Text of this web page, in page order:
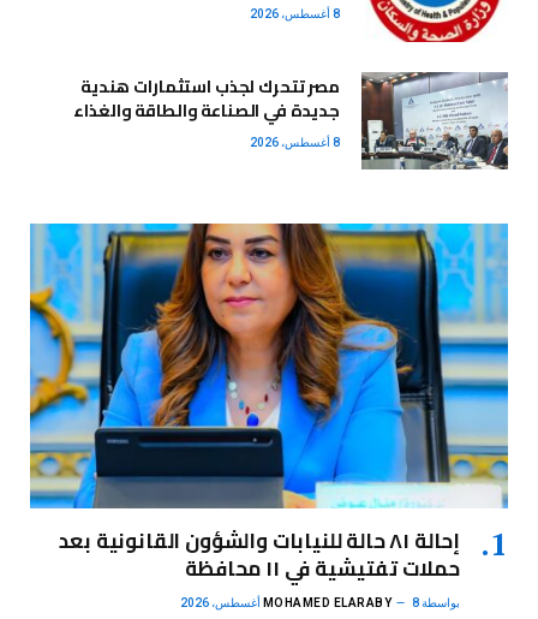
8 أغسطس، 2026
مصر تتحرك لجذب استثمارات هندية
جديدة في الصناعة والطاقة والغذاء
8 أغسطس، 2026
إحالة ٨١ حالة للنيابات والشؤون القانونية بعد
حملات تفتيشية في ١١ محافظة
بواسطة MOHAMED ELARABY 8 أغسطس، 2026